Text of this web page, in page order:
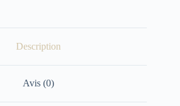
Description
Avis (0)